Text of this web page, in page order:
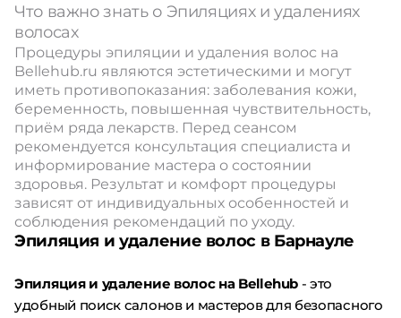
Что важно знать о Эпиляциях и удалениях
волосах
Процедуры эпиляции и удаления волос на
Bellehub.ru являются эстетическими и могут
иметь противопоказания: заболевания кожи,
беременность, повышенная чувствительность,
приём ряда лекарств. Перед сеансом
рекомендуется консультация специалиста и
информирование мастера о состоянии
здоровья. Результат и комфорт процедуры
зависят от индивидуальных особенностей и
соблюдения рекомендаций по уходу.
Эпиляция и удаление волос в Барнауле
Эпиляция и удаление волос на Bellehub- это
удобный поиск салонов и мастеров для безопасного